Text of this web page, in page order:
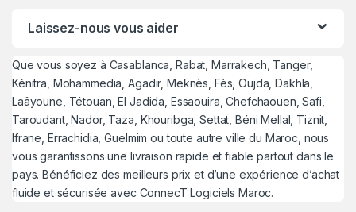
Laissez-nous vous aider
Que vous soyez à Casablanca, Rabat, Marrakech, Tanger,
Kénitra, Mohammedia, Agadir, Meknès, Fès, Oujda, Dakhla,
Laâyoune, Tétouan, El Jadida, Essaouira, Chefchaouen, Safi,
Taroudant, Nador, Taza, Khouribga, Settat, Béni Mellal, Tiznit,
Ifrane, Errachidia, Guelmim ou toute autre ville du Maroc, nous
vous garantissons une livraison rapide et fiable partout dans le
pays. Bénéficiez des meilleurs prix et d’une expérience d’achat
fluide et sécurisée avec ConnecT Logiciels Maroc.